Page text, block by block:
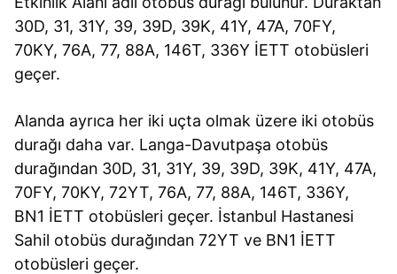
30D, 31, 31Y, 39, 39D, 39K, 41Y, 47A, 70FY,
70KY, 76A, 77, 88A, 146T, 336Y İETT otobüsleri
geçer.
Alanda ayrıca her iki uçta olmak üzere iki otobüs
durağı daha var. Langa-Davutpaşa otobüs
durağından 30D, 31, 31Y, 39, 39D, 39K, 41Y, 47A,
70FY, 70KY, 72YT, 76A, 77, 88A, 146T, 336Y,
BN1 İETT otobüsleri geçer. İstanbul Hastanesi
Sahil otobüs durağından 72YT ve BN1 İETT
otobüsleri geçer.